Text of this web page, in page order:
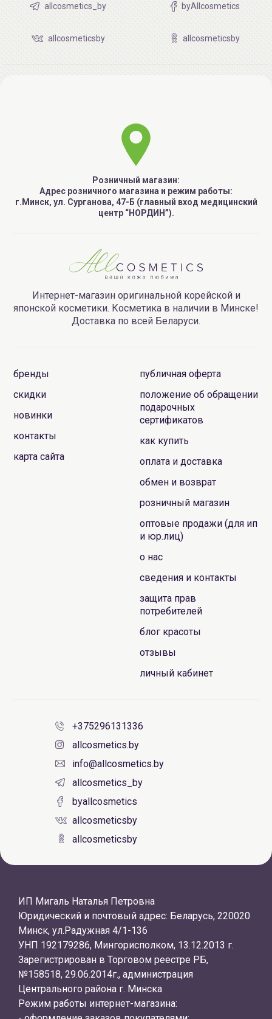
allcosmetics_by byAllcosmetics
allcosmeticsby allcosmeticsby
Розничный магазин:
Адрес розничного магазина и режим работы:
г.Минск, ул. Сурганова, 47-Б (главный вход медицинский
центр “НОРДИН”).
Интернет-магазин оригинальной корейской и
японской косметики. Косметика в наличии в Минске!
Доставка по всей Беларуси.
бренды
скидки
новинки
контакты
карта сайта
публичная оферта
положение об обращении
подарочных
сертификатов
как купить
оплата и доставка
обмен и возврат
розничный магазин
оптовые продажи (для ип
и юр.лиц)
о нас
сведения и контакты
защита прав
потребителей
блог красоты
отзывы
личный кабинет
+375296131336
allcosmetics.by
info@allcosmetics.by
allcosmetics_by
byallcosmetics
allcosmeticsby
allcosmeticsby
ИП Мигаль Наталья Петровна
Юридический и почтовый адрес: Беларусь, 220020
Минск, ул.Радужная 4/1-136
УНП 192179286, Мингорисполком, 13.12.2013 г.
Зарегистрирован в Торговом реестре РБ,
№158518, 29.06.2014г., администрация
Центрального района г. Минска
Режим работы интернет-магазина: